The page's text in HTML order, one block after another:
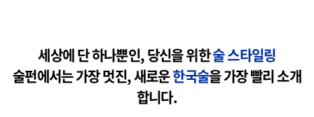
세상에 단 하나뿐인, 당신을 위한술 스타일링
술펀에서는 가장 멋진, 새로운한국술을 가장 빨리 소개
합니다.